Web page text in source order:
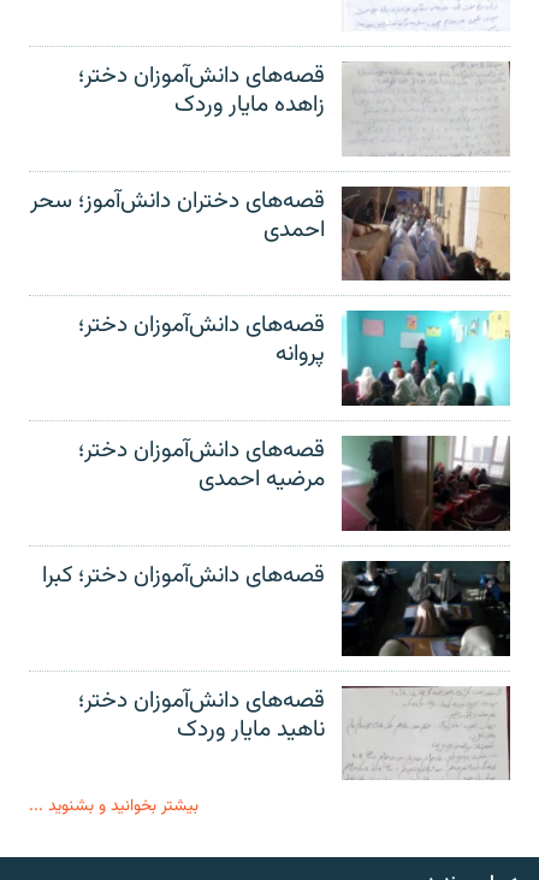
قصه‌های دانش‌آموزان دختر؛
زاهده مایار وردک
قصه‌های دختران دانش‌آموز؛ سحر
احمدی
قصه‌های دانش‌آموزان دختر؛
پروانه
قصه‌های دانش‌آموزان دختر؛
مرضیه احمدی
قصه‌های دانش‌آموزان دختر؛ کبرا
قصه‌های دانش‌آموزان دختر؛
ناهید مایار وردک
بیشتر بخوانید و بشنوید ...